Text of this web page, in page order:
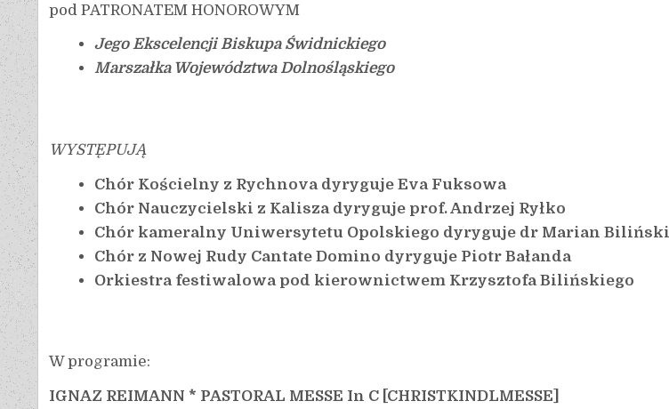
pod PATRONATEM HONOROWYM
Jego Ekscelencji Biskupa Świdnickiego
Marszałka Województwa Dolnośląskiego
WYSTĘPUJĄ
Chór Kościelny z Rychnova dyryguje Eva Fuksowa
Chór Nauczycielski z Kalisza dyryguje prof. Andrzej Ryłko
Chór kameralny Uniwersytetu Opolskiego dyryguje dr Marian Biliński
Chór z Nowej Rudy Cantate Domino dyryguje Piotr Bałanda
Orkiestra festiwalowa pod kierownictwem Krzysztofa Bilińskiego
W programie:
IGNAZ REIMANN * PASTORAL MESSE In C [CHRISTKINDLMESSE]